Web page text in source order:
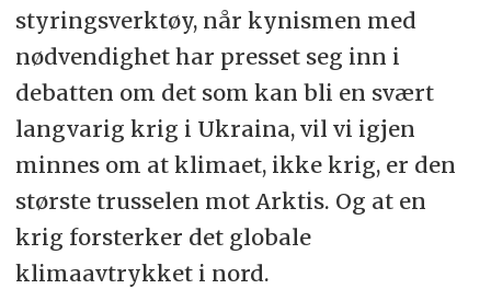
styringsverktøy, når kynismen med
nødvendighet har presset seg inn i
debatten om det som kan bli en svært
langvarig krig i Ukraina, vil vi igjen
minnes om at klimaet, ikke krig, er den
største trusselen mot Arktis. Og at en
krig forsterker det globale
klimaavtrykket i nord.